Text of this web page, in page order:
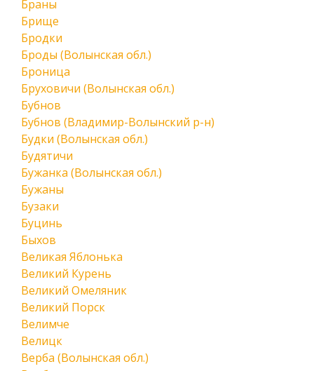
Браны
Брище
Бродки
Броды (Волынская обл.)
Броница
Бруховичи (Волынская обл.)
Бубнов
Бубнов (Владимир-Волынский р-н)
Будки (Волынская обл.)
Будятичи
Бужанка (Волынская обл.)
Бужаны
Бузаки
Буцинь
Быхов
Великая Яблонька
Великий Курень
Великий Омеляник
Великий Порск
Велимче
Велицк
Верба (Волынская обл.)